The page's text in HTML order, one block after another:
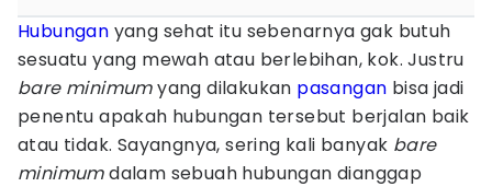
Hubungan yang sehat itu sebenarnya gak butuh
sesuatu yang mewah atau berlebihan, kok. Justru
bare minimumyang dilakukan pasangan bisa jadi
penentu apakah hubungan tersebut berjalan baik
atau tidak. Sayangnya, sering kali banyak bare
minimumdalam sebuah hubungan dianggap